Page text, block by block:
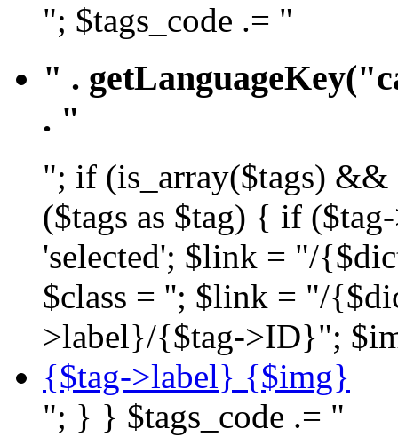
"; $tags_code .= "
" .
. "
"; if (is_array($tags) &&
($tags as $tag) { if
'selected'; $link = "/
$class = ''; $link = "/
>label}/{$tag->ID}";
{$tag->label} {$img}
"; } } $tags_code .= "